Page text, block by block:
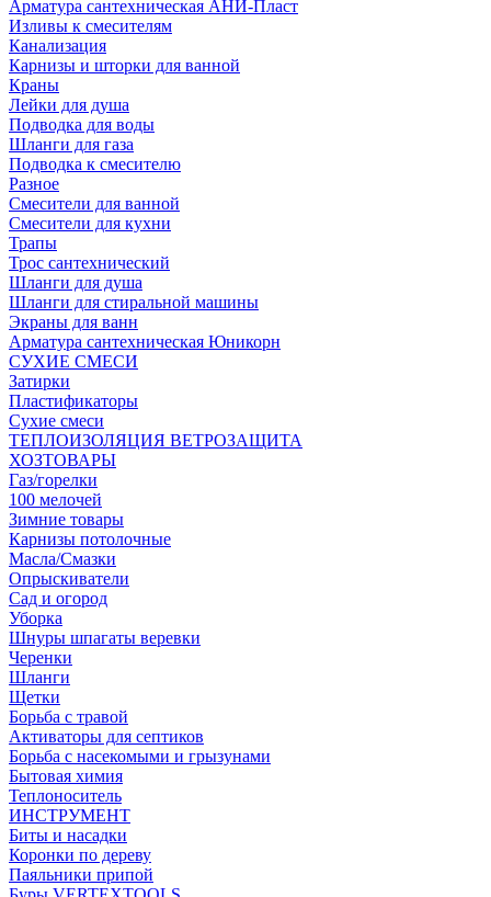
Арматура сантехническая АНИ-Пласт
Изливы к смесителям
Канализация
Карнизы и шторки для ванной
Краны
Лейки для душа
Подводка для воды
Шланги для газа
Подводка к смесителю
Разное
Смесители для ванной
Смесители для кухни
Трапы
Трос сантехнический
Шланги для душа
Шланги для стиральной машины
Экраны для ванн
Арматура сантехническая Юникорн
СУХИЕ СМЕСИ
Затирки
Пластификаторы
Сухие смеси
ТЕПЛОИЗОЛЯЦИЯ ВЕТРОЗАЩИТА
ХОЗТОВАРЫ
Газ/горелки
100 мелочей
Зимние товары
Карнизы потолочные
Масла/Смазки
Опрыскиватели
Сад и огород
Уборка
Шнуры шпагаты веревки
Черенки
Шланги
Щетки
Борьба с травой
Активаторы для септиков
Борьба с насекомыми и грызунами
Бытовая химия
Теплоноситель
ИНСТРУМЕНТ
Биты и насадки
Коронки по дереву
Паяльники припой